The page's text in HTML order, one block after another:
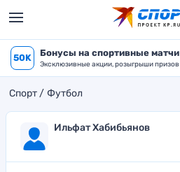
50K Бонусы на спортивные матчи
Эксклюзивные акции, розыгрыши призов
Спорт Футбол
Ильфат Хабибьянов